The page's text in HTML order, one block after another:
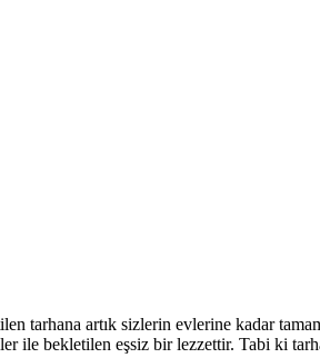
tarhana artık sizlerin evlerine kadar
ile bekletilen eşsiz bir lezzettir. Tabi ki